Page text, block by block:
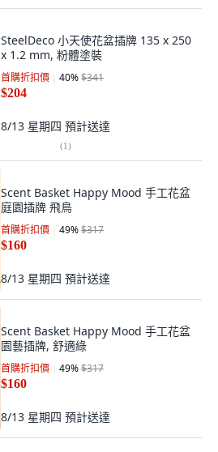
SteelDeco 小天使花盆插牌 135 x 250
x 1.2 mm, 粉體塗裝
首購折扣價 40%$341
$204
8/13 星期四 預計送達
(1)
Scent Basket Happy Mood 手工花盆
庭園插牌 飛鳥
首購折扣價 49%$317
$160
8/13 星期四 預計送達
Scent Basket Happy Mood 手工花盆
園藝插牌, 舒適綠
首購折扣價 49%$317
$160
8/13 星期四 預計送達